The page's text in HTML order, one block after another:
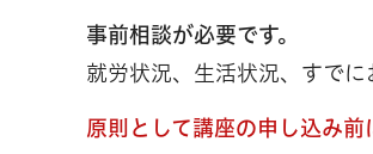
事前相談が必要です。
就労状況、生活状況、すで
原則として講座の申し込み